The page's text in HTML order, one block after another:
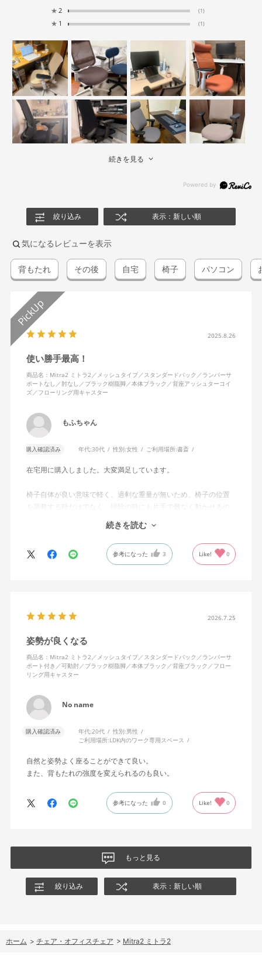
★ 2 (1)
★ 1 (1)
続きを見る
絞り込み 表示：新しい順
気になるレビューを表示
背もたれ その後 自宅 椅子 パソコン
2025.8.26
使い勝手最高！
商品名：Mitra2 ミトラ2／メッシュタイプ／スタンダードバック／ランバーサ
ポートなし／肘なし／ブラック樹脂脚／本体ブラック／背座アッシュターコイ
ズ／フローリング用キャスター
もふちゃん
購入確認済み 年代:30代 性別:女性 ご利用場所:書斎
在宅用に購入しました。大変満足しています。
椅子自体が良い意味で軽く、過剰な重量が無いため、椅子の位置
を調整する時だけでなく、掃除の時にも片手で難なく動かせるの
で、ストレスを感じません。
背中はメッシュ素材でハリがあり、沈み込みすぎないところが気
に入っています。色も画像通りのアッシュブルーで、部屋の差し
色になっています。
キャスターはフローリング用を選びました。とにかく動きが滑ら
思います。良い商品に巡り会えてとても嬉しいです。
続きを読む
参考になった 3 Like! 0
2026.7.25
姿勢が良くなる
商品名：Mitra2 ミトラ2／メッシュタイプ／スタンダードバック／ランバーサ
ポート付き／可動肘／ブラック樹脂脚／本体ブラック／背座ブラック／フロー
リング用キャスター
No name
購入確認済み 年代:20代 性別:男性
ご利用場所:LDK内のワーク専用スペース
自然と姿勢よく座ることができて良い。
また、背もたれの強度を変えられるのも良い。
参考になった 0 Like! 0
もっと見る
絞り込み 表示：新しい順
ホーム > チェア・オフィスチェア > Mitra2 ミトラ2